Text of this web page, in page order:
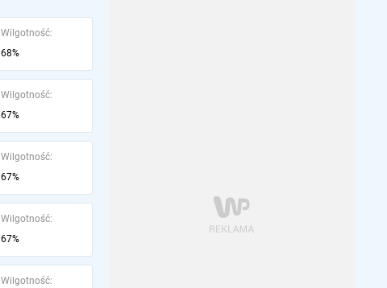
Wilgotność:
68%
Wilgotność:
67%
Wilgotność:
67%
Wilgotność:
67%
Wilgotność: